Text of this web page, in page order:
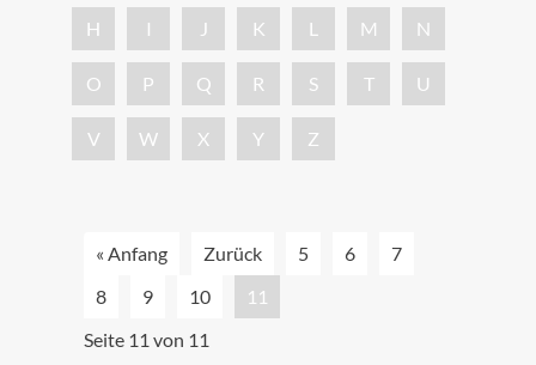
H I J K L M N
O P Q R S T U
V W X Y Z
« Anfang Zurück 5 6
7
8
9 10
11
Seite 11 von 11